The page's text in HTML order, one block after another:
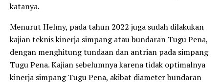
katanya.
Menurut Helmy, pada tahun 2022 juga sudah dilakukan
kajian teknis kinerja simpang atau bundaran Tugu Pena,
dengan menghitung tundaan dan antrian pada simpang
Tugu Pena. Kajian sebelumnya karena tidak optimalnya
kinerja simpang Tugu Pena, akibat diameter bundaran